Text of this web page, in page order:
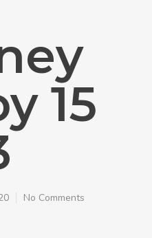
15
No Comments